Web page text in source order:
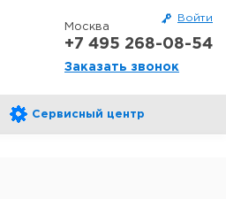
Войти
Москва
+7 495 268-08-54
Заказать звонок
Сервисный центр